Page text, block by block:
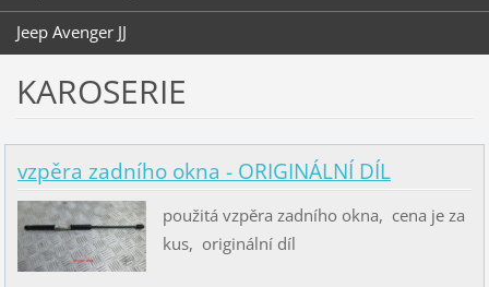
Jeep Avenger JJ
KAROSERIE
vzpěra zadního okna - ORIGINÁLNÍ DÍL
použitá vzpěra zadního okna, cena je za
kus, originální díl